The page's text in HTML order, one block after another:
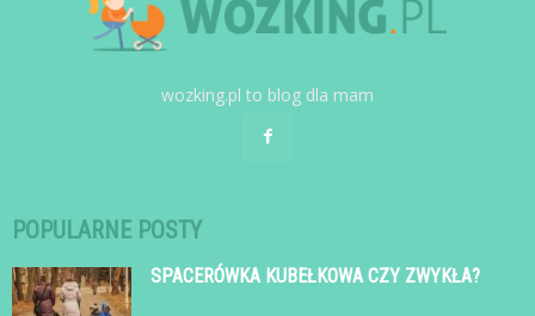
wozking.pl to blog dla mam
POPULARNE POSTY
SPACERÓWKA KUBEŁKOWA CZY ZWYKŁA?